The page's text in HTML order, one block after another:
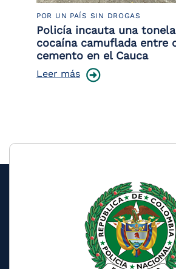
POR UN PAÍS SIN DROGAS
Policía incauta una
cocaína camuflada entre
cemento en el Cauca
Leer más